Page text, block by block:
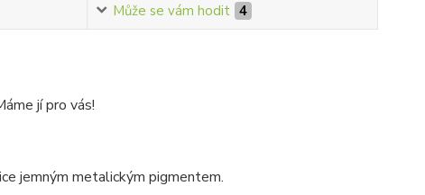
Může se vám hodit 4
jí pro vás!
jemným metalickým pigmentem.